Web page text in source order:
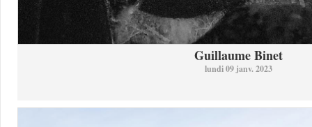
Guillaume Binet
lundi 09 janv. 2023